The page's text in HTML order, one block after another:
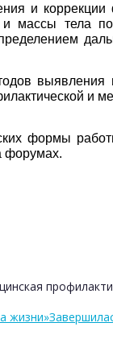
и коррекции
и массы тела
выявления
и
формы
форумах.
жизни»